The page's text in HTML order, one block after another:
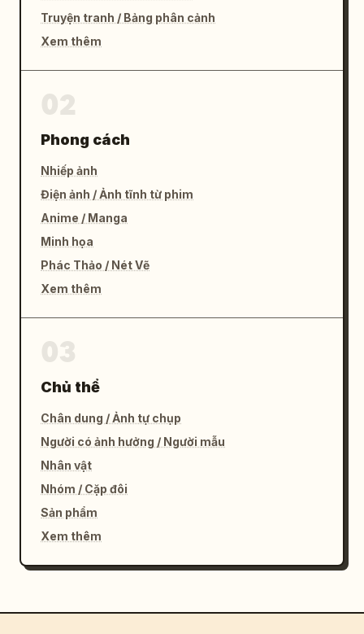
Truyện tranh / Bảng phân cảnh
Xem thêm
Phong cách
Nhiếp ảnh
Điện ảnh / Ảnh tĩnh từ phim
Anime / Manga
Minh họa
Phác Thảo / Nét Vẽ
Xem thêm
Chủ thể
Chân dung / Ảnh tự chụp
Người có ảnh hưởng / Người mẫu
Nhân vật
Nhóm / Cặp đôi
Sản phẩm
Xem thêm